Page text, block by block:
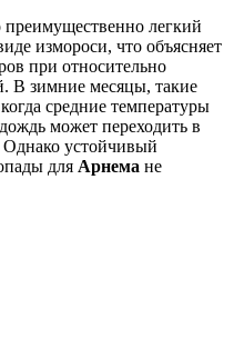
преимущественно легкий
измороси, что объясняет
при относительно
В зимние месяцы, такие
средние температуры
может переходить в
устойчивый
для Арнема не